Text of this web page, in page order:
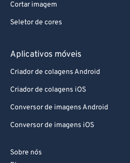
Cortar imagem
Seletor de cores
Aplicativos móveis
Criador de colagens Android
Criador de colagens iOS
Conversor de imagens Android
Conversor de imagens iOS
Sobre nós